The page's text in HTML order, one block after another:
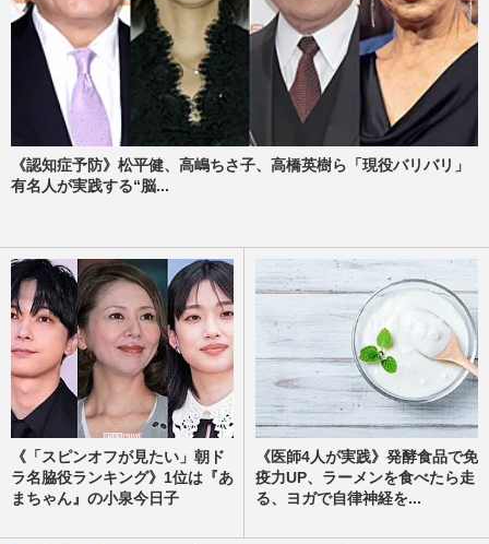
《認知症予防》松平健、高嶋ちさ子、高橋英樹ら「現役バリバリ」
有名人が実践する“脳...
《「スピンオフが見たい」朝ド
ラ名脇役ランキング》1位は『あ
まちゃん』の小泉今日子
《医師4人が実践》発酵食品で免
疫力UP、ラーメンを食べたら走
る、ヨガで自律神経を...